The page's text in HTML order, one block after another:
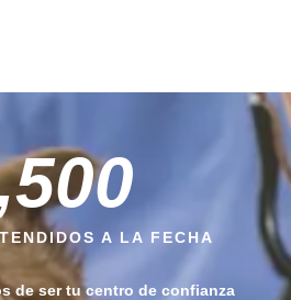
A LA FECHA
de sertu centro de confianza